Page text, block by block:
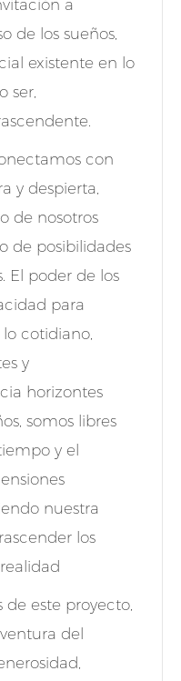
a
de los sueños,
existente en lo
ser,
con
y despierta,
de nosotros
de posibilidades
El poder de los
para
cotidiano,
y
horizontes
somos libres
y el
nuestra
los
de este proyecto,
del